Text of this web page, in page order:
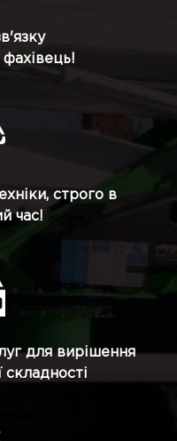
фахівець!
строго в
час!
для вирішення
складності